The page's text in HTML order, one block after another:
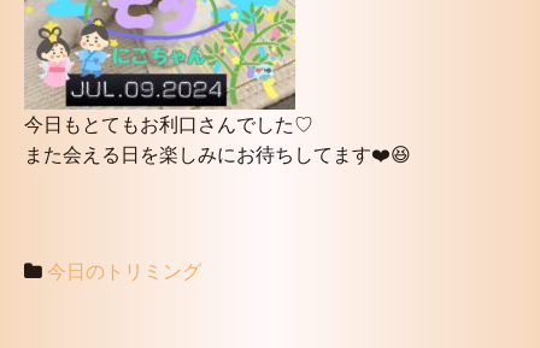
今日もとてもお利口さんでした♡
また会える日を楽しみにお待ちしてます❤️😆
今日のトリミング